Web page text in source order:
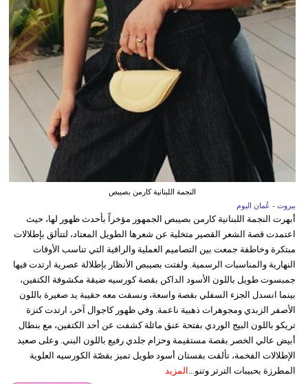
النجمة اللبنانية كارمن بصيبص
بيروت - عُمان اليوم
أبهرت النجمة اللبنانية كارمن بصيبص الجمهور مؤخراً بأحدث ظهور لها، حيث
اعتمدت قصة الشعر القصير متخلية عن شعرها الطويل المعتاد، لتتألق بإطلالات
مبتكرة وخاطفة جمعت بين التصاميم العملية والراقية التي تناسب الأوقات
النهارية والمناسبات الرسمية. ولفتت بصيبص الأنظار بإطلالة عصرية ارتدت فيها
جمبسوت طويل باللون الأسود الداكن بقصة كورسيه ضيقة مكشوفة الكتفين،
بينما انسدل الجزء السفلي بقصة واسعة، ونسقت معه حقيبة يد صغيرة باللون
الأصفر الزبدي ومجوهرات ذهبية ناعمة. وفي ظهور كاجوال آخر، ارتدت كنزة
تريكو باللون البيج الوردي بفتحة عنق مائلة كشفت عن أحد الكتفين، مع بنطال
أبيض عالي الخصر بقصة مستقيمة وحزام جلدي رفيع باللون البني. وعلى صعيد
الإطلالات الفخمة، تألقت بفستان أسود طويل تميز بقصّة الكورسيه العلوية
المطرزة بحبيبات الترتر وتنو... المزيد